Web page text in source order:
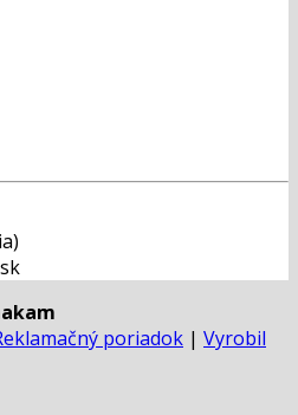
poriadok | Vyrobil